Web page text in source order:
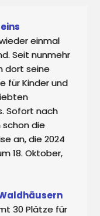
einmal
Seit nunmehr
dort seine
für Kinder und
Sofort nach
die
an, die 2024
18. Oktober,
30 Plätze für